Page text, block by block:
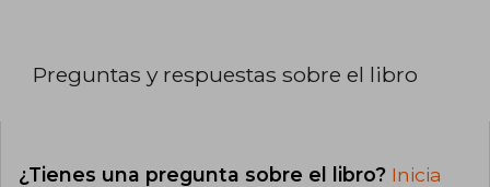
Preguntas y respuestas sobre el libro
¿Tienes una pregunta sobre el libro? Inicia